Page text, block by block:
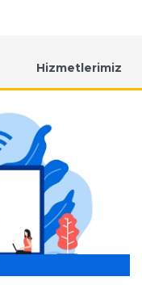
Hizmetlerimiz